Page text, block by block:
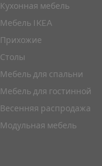
Кухонная мебель
Мебель IKEA
Прихожие
Столы
Мебель для спальни
Мебель для гостинной
Весенняя распродажа
Модульная мебель